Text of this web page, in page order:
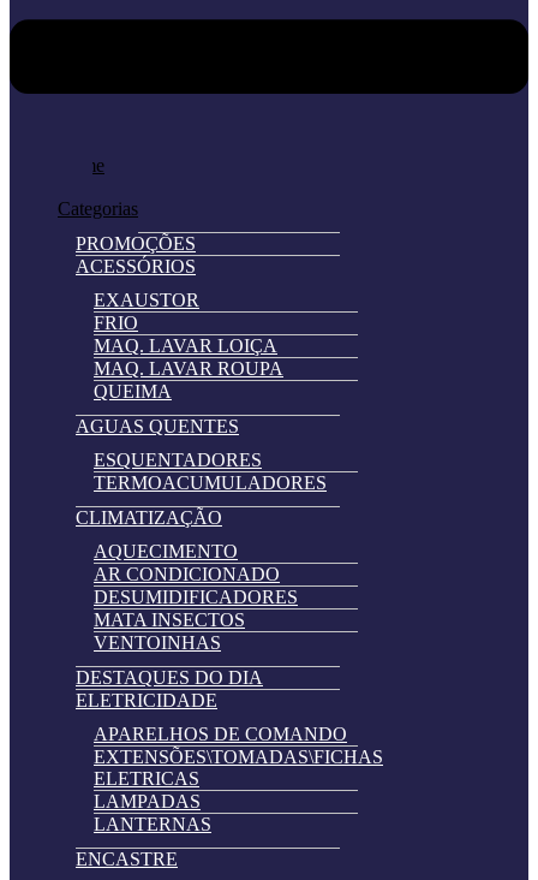
Home
Categorias
PROMOÇÕES
ACESSÓRIOS
EXAUSTOR
FRIO
MAQ. LAVAR LOIÇA
MAQ. LAVAR ROUPA
QUEIMA
AGUAS QUENTES
ESQUENTADORES
TERMOACUMULADORES
CLIMATIZAÇÃO
AQUECIMENTO
AR CONDICIONADO
DESUMIDIFICADORES
MATA INSECTOS
VENTOINHAS
DESTAQUES DO DIA
ELETRICIDADE
APARELHOS DE COMANDO
EXTENSÕES\TOMADAS\FICHAS
ELETRICAS
LAMPADAS
LANTERNAS
ENCASTRE